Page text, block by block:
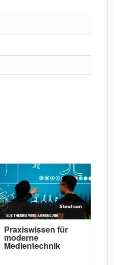
Praxiswissen für
moderne
Medientechnik